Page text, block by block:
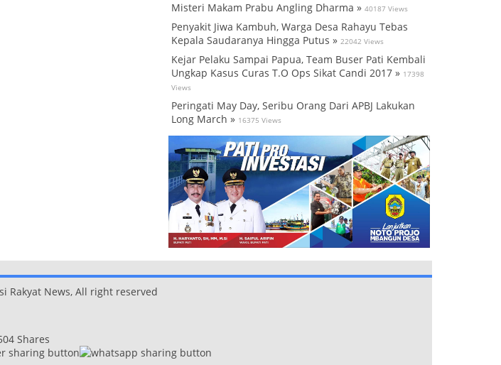
Misteri Makam Prabu Angling Dharma » 40187 Views
Penyakit Jiwa Kambuh, Warga Desa Rahayu Tebas
Kepala Saudaranya Hingga Putus » 22042 Views
Kejar Pelaku Sampai Papua, Team Buser Pati Kembali
Ungkap Kasus Curas T.O Ops Sikat Candi 2017 » 17398
Views
Peringati May Day, Seribu Orang Dari APBJ Lakukan
Long March » 16375 Views
Rakyat News, All right reserved
Shares